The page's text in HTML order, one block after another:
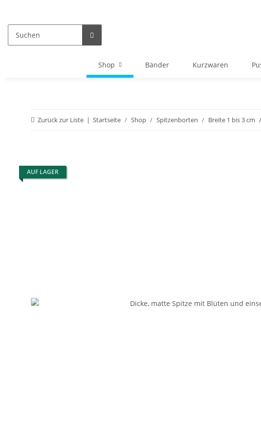
Shop Bänder Kurzwaren
Zurück zur Liste Startseite Shop Spitzenborten Breite 1 bis 3 cm
AUF LAGER